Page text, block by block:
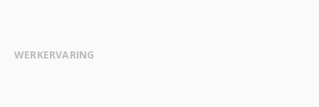
WERKERVARING